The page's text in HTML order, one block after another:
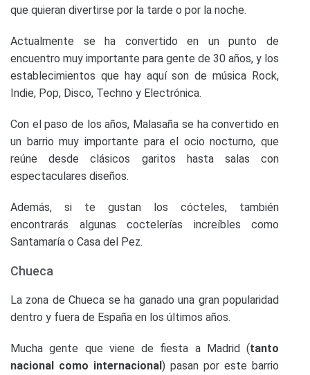
que quieran divertirse por la tarde o por la noche.
Actualmente se ha convertido en un punto de
encuentro muy importante para gente de 30 años, y los
establecimientos que hay aquí son de música Rock,
Indie, Pop, Disco, Techno y Electrónica.
Con el paso de los años, Malasaña se ha convertido en
un barrio muy importante para el ocio nocturno, que
reúne desde clásicos garitos hasta salas con
espectaculares diseños.
Además, si te gustan los cócteles, también
encontrarás algunas coctelerías increíbles como
Santamaría o Casa del Pez.
Chueca
La zona de Chueca se ha ganado una gran popularidad
dentro y fuera de España en los últimos años.
Mucha gente que viene de fiesta a Madrid (tanto
nacional como internacional) pasan por este barrio